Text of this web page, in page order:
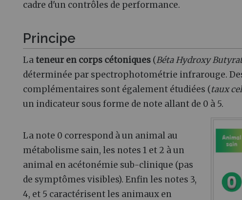
cadre d'un contrôles de performance.
Principe
La teneur en corps cétoniques (Béta Hydroxy
déterminée par spectrophotométrie infrarouge.
complémentaires sont également étudiées (taux
un indicateur sous forme de note allant de 0 à 5.
La note 0 correspond à un animal au
métabolisme sain, les notes 1 et 2 à un
animal en acétonémie sub-clinique (pas
de symptômes visibles). Enfin les notes 3,
4, et 5 caractérisent les animaux en